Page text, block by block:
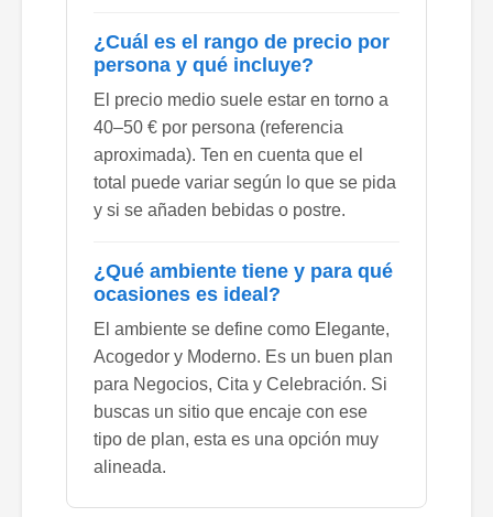
¿Cuál es el rango de precio por
persona y qué incluye?
El precio medio suele estar en torno a
40–50 € por persona (referencia
aproximada). Ten en cuenta que el
total puede variar según lo que se pida
y si se añaden bebidas o postre.
¿Qué ambiente tiene y para qué
ocasiones es ideal?
El ambiente se define como Elegante,
Acogedor y Moderno. Es un buen plan
para Negocios, Cita y Celebración. Si
buscas un sitio que encaje con ese
tipo de plan, esta es una opción muy
alineada.